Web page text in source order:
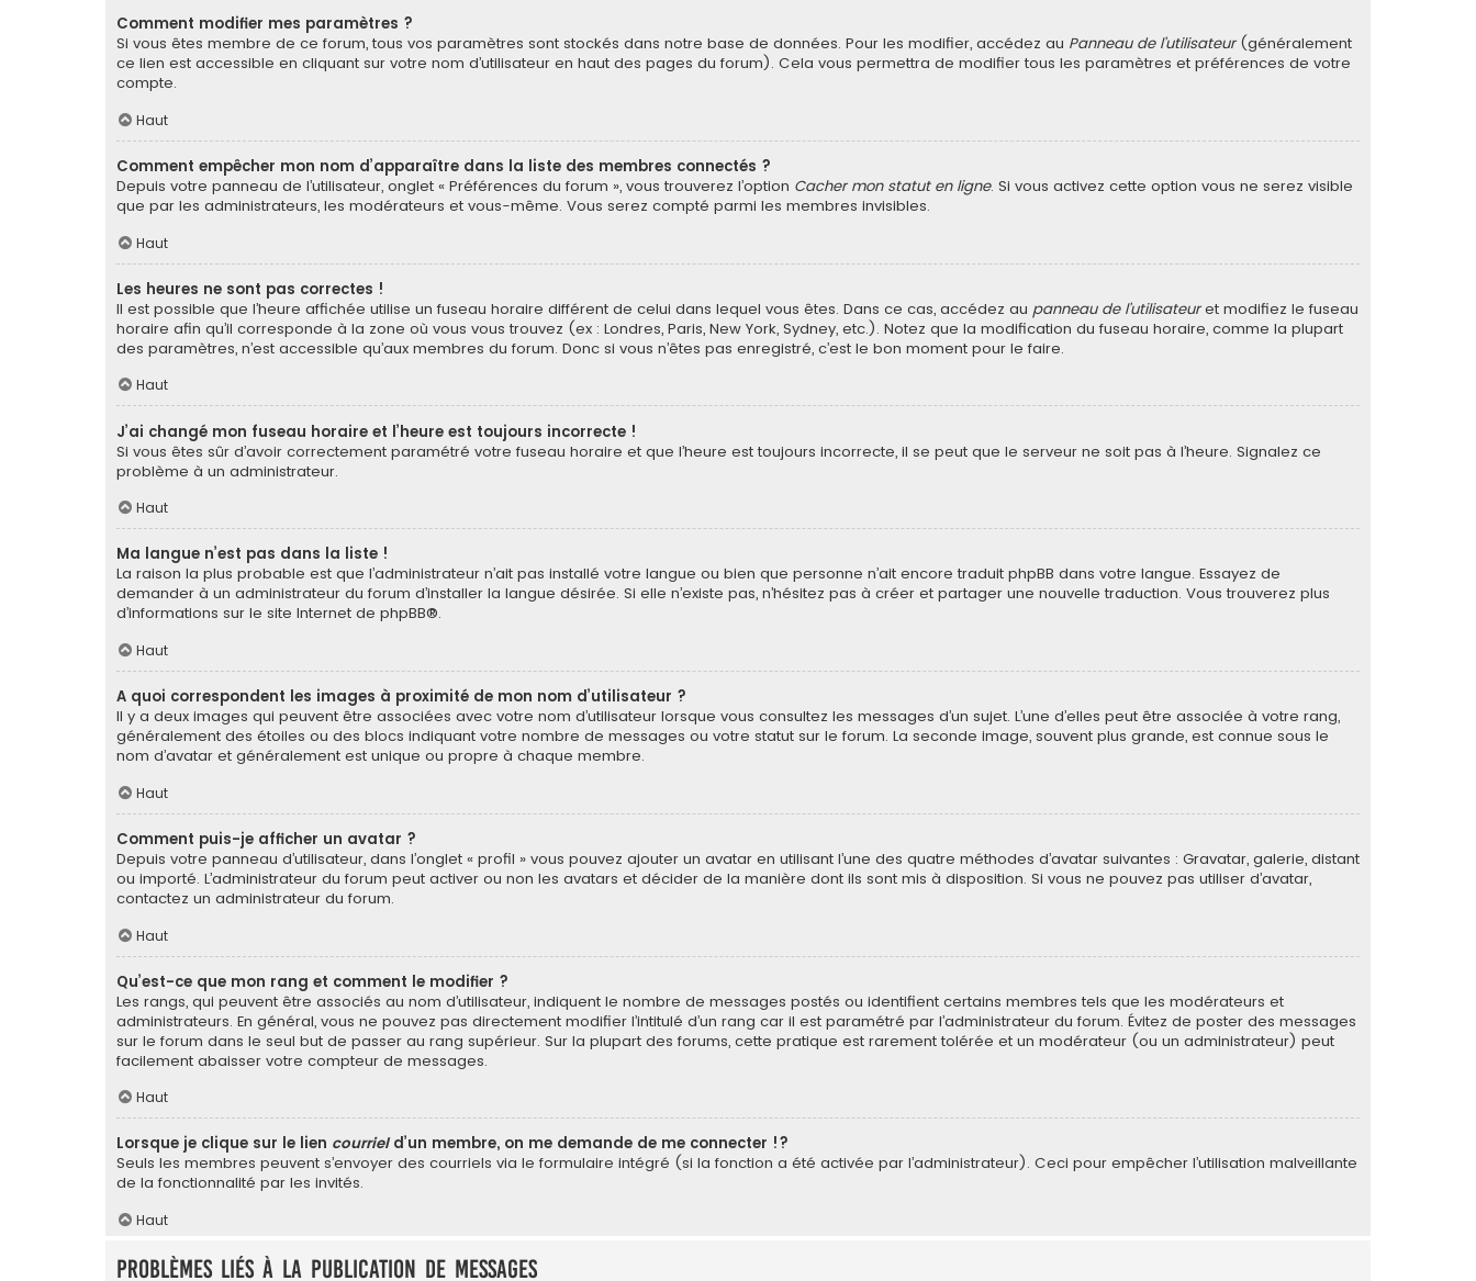
Comment modifier mes paramètres ?
Si vous êtes membre de ce forum, tous vos paramètres sont stockés dans notre base de données. Pour les modifier, accédez au Panneau de l’utilisateur(généralement
ce lien est accessible en cliquant sur votre nom d’utilisateur en haut des pages du forum). Cela vous permettra de modifier tous les paramètres et préférences de votre
compte.
Haut
Comment empêcher mon nom d’apparaître dans la liste des membres connectés ?
Depuis votre panneau de l’utilisateur, onglet « Préférences du forum », vous trouverez l’option Cacher mon statut en ligne. Si vous activez cette option vous ne serez visible
que par les administrateurs, les modérateurs et vous-même. Vous serez compté parmi les membres invisibles.
Haut
Les heures ne sont pas correctes !
Il est possible que l’heure affichée utilise un fuseau horaire différent de celui dans lequel vous êtes. Dans ce cas, accédez au panneau de l’utilisateuret modifiez le fuseau
horaire afin qu’il corresponde à la zone où vous vous trouvez (ex : Londres, Paris, New York, Sydney, etc.). Notez que la modification du fuseau horaire, comme la plupart
des paramètres, n’est accessible qu’aux membres du forum. Donc si vous n’êtes pas enregistré, c’est le bon moment pour le faire.
Haut
J’ai changé mon fuseau horaire et l’heure est toujours incorrecte !
Si vous êtes sûr d’avoir correctement paramétré votre fuseau horaire et que l’heure est toujours incorrecte, il se peut que le serveur ne soit pas à l’heure. Signalez ce
problème à un administrateur.
Haut
Ma langue n’est pas dans la liste !
La raison la plus probable est que l’administrateur n’ait pas installé votre langue ou bien que personne n’ait encore traduit phpBB dans votre langue. Essayez de
demander à un administrateur du forum d’installer la langue désirée. Si elle n’existe pas, n’hésitez pas à créer et partager une nouvelle traduction. Vous trouverez plus
d’informations sur le site Internet de phpBB®.
Haut
A quoi correspondent les images à proximité de mon nom d’utilisateur ?
Il y a deux images qui peuvent être associées avec votre nom d’utilisateur lorsque vous consultez les messages d’un sujet. L’une d’elles peut être associée à votre rang,
généralement des étoiles ou des blocs indiquant votre nombre de messages ou votre statut sur le forum. La seconde image, souvent plus grande, est connue sous le
nom d’avatar et généralement est unique ou propre à chaque membre.
Haut
Comment puis-je afficher un avatar ?
Depuis votre panneau d’utilisateur, dans l’onglet « profil » vous pouvez ajouter un avatar en utilisant l’une des quatre méthodes d’avatar suivantes : Gravatar, galerie, distant
ou importé. L’administrateur du forum peut activer ou non les avatars et décider de la manière dont ils sont mis à disposition. Si vous ne pouvez pas utiliser d’avatar,
contactez un administrateur du forum.
Haut
Qu’est-ce que mon rang et comment le modifier ?
Les rangs, qui peuvent être associés au nom d’utilisateur, indiquent le nombre de messages postés ou identifient certains membres tels que les modérateurs et
administrateurs. En général, vous ne pouvez pas directement modifier l’intitulé d’un rang car il est paramétré par l’administrateur du forum. Évitez de poster des messages
sur le forum dans le seul but de passer au rang supérieur. Sur la plupart des forums, cette pratique est rarement tolérée et un modérateur (ou un administrateur) peut
facilement abaisser votre compteur de messages.
Haut
Lorsque je clique sur le lien courrield’un membre, on me demande de me connecter !?
Seuls les membres peuvent s’envoyer des courriels via le formulaire intégré (si la fonction a été activée par l’administrateur). Ceci pour empêcher l’utilisation malveillante
de la fonctionnalité par les invités.
Haut
Problèmes liés à la publication de messages